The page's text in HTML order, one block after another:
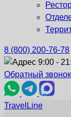
8 (800) 200-76-78
9:00 -
Обратный звонок
TravelLine